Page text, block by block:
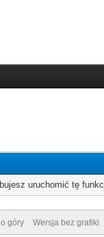
uruchomić tę
góry Wersja bez grafiki